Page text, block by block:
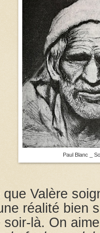
Paul Blanc _
Valère
réalité bien
soir-là. On